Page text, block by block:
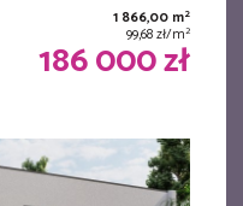
1 866,00 m2
99,68 zł/m2
186 000 zł